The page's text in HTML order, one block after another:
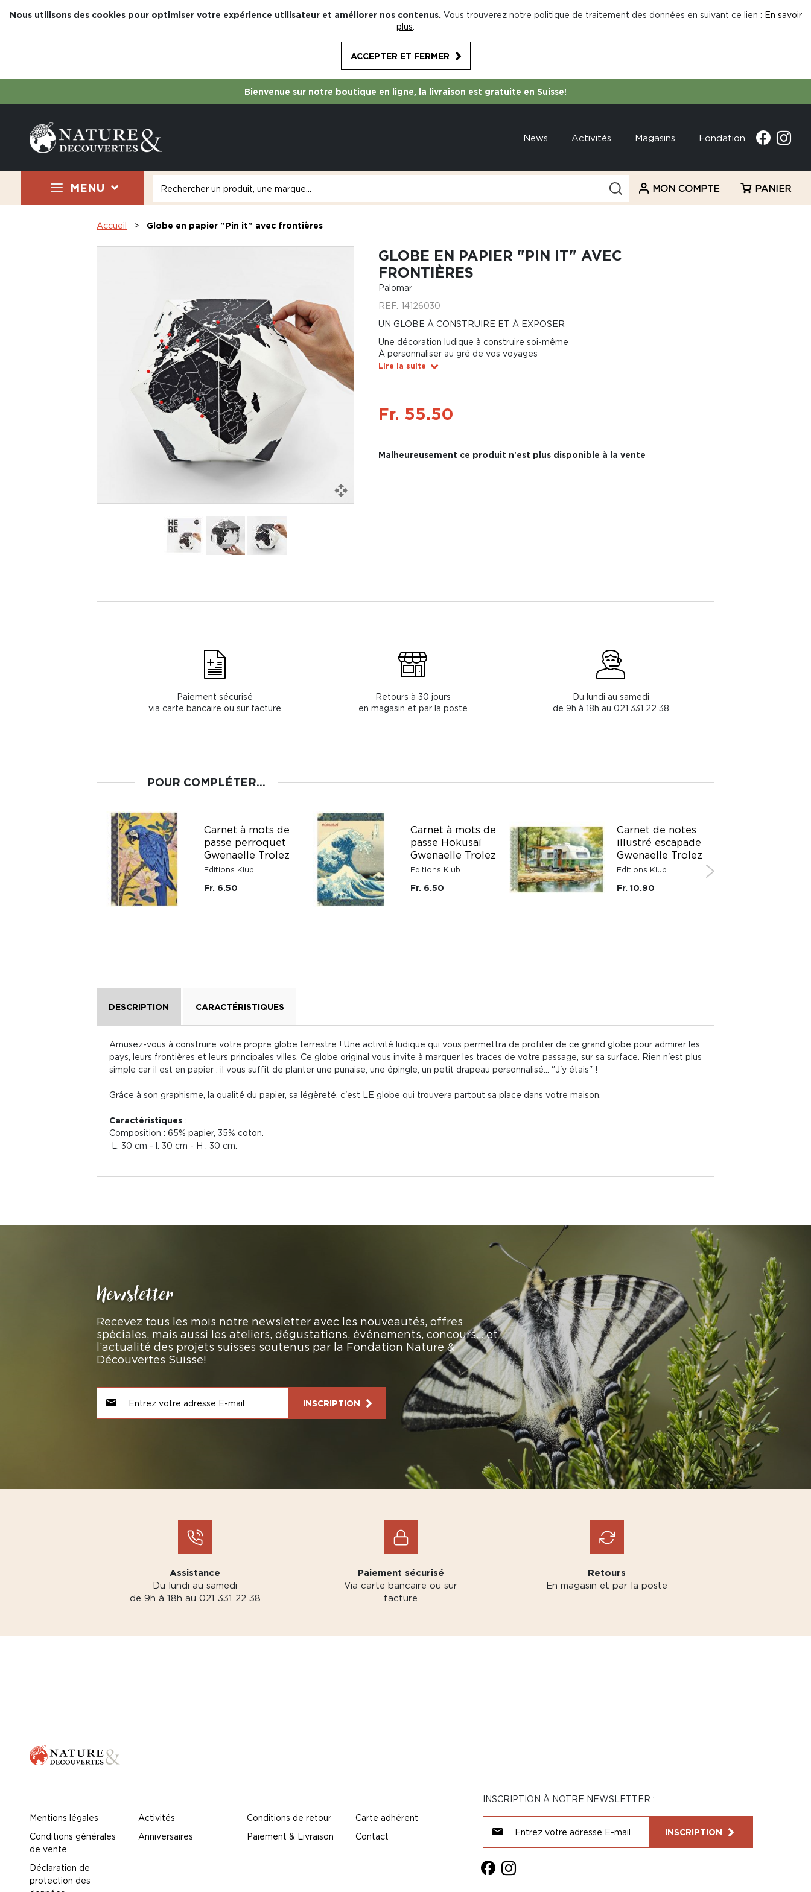
Nous utilisons des cookies pour optimiser votre expérience utilisateur et améliorer nos contenus. Vous trouverez notre politique de traitement des données en suivant ce lien : En savoir
plus
ACCEPTER ET FERMER
Bienvenue sur notre boutique en ligne, la livraison est gratuite en Suisse!
News Activités Magasins Fondation
MENU MON COMPTE PANIER
Accueil Globe en papier "Pin it" avec frontières
GLOBE EN PAPIER "PIN IT" AVEC
FRONTIÈRES
Palomar
REF. 14126030
UN GLOBE À CONSTRUIRE ET À EXPOSER
Une décoration ludique à construire soi-même
À personnaliser au gré de vos voyages
Lire la suite
Fr. 55.50
Malheureusement ce produit n'est plus disponible à la vente
Paiement sécurisé
via carte bancaire ou sur facture
Retours à 30 jours
en magasin et par la poste
Du lundi au samedi
de 9h à 18h au 021 331 22 38
POUR COMPLÉTER...
Carnet à mots de
passe perroquet
Gwenaelle Trolez
Editions Kiub
Fr. 6.50
Carnet à mots de
passe Hokusaï
Gwenaelle Trolez
Editions Kiub
Fr. 6.50
Carnet de notes
illustré escapade
Gwenaelle Trolez
Editions Kiub
Fr. 10.90
DESCRIPTION CARACTÉRISTIQUES
Amusez-vous à construire votre propre globe terrestre ! Une activité ludique qui vous permettra de profiter de ce grand globe pour admirer les
pays, leurs frontières et leurs principales villes. Ce globe original vous invite à marquer les traces de votre passage, sur sa surface. Rien n'est plus
simple car il est en papier : il vous suffit de planter une punaise, une épingle, un petit drapeau personnalisé... "J'y étais" !
Grâce à son graphisme, la qualité du papier, sa légèreté, c'est LE globe qui trouvera partout sa place dans votre maison.
Caractéristiques :
Composition : 65% papier, 35% coton.
L. 30 cm - l. 30 cm - H : 30 cm.
Newsletter
Recevez tous les mois notre newsletter avec les nouveautés, offres
spéciales, mais aussi les ateliers, dégustations, événements, concours… et
l’actualité des projets suisses soutenus par la Fondation Nature &
Découvertes Suisse!
INSCRIPTION
Assistance
Du lundi au samedi
de 9h à 18h au 021 331 22 38
Paiement sécurisé
Via carte bancaire ou sur
facture
Retours
En magasin et par la poste
Mentions légales
Conditions générales
de vente
Déclaration de
protection des
Activités
Anniversaires
Conditions de retour
Paiement & Livraison
Carte adhérent
Contact
INSCRIPTION À NOTRE NEWSLETTER :
INSCRIPTION